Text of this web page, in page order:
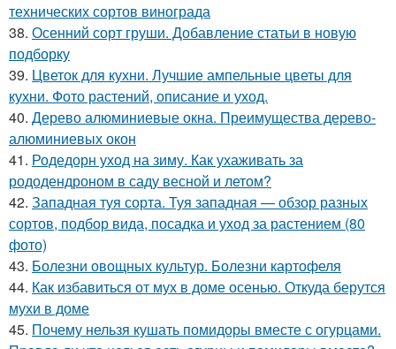
технических сортов винограда
38. Осенний сорт груши. Добавление статьи в новую
подборку
39. Цветок для кухни. Лучшие ампельные цветы для
кухни. Фото растений, описание и уход.
40. Дерево алюминиевые окна. Преимущества дерево-
алюминиевых окон
41. Родедорн уход на зиму. Как ухаживать за
рододендроном в саду весной и летом?
42. Западная туя сорта. Туя западная — обзор разных
сортов, подбор вида, посадка и уход за растением (80
фото)
43. Болезни овощных культур. Болезни картофеля
44. Как избавиться от мух в доме осенью. Откуда берутся
мухи в доме
45. Почему нельзя кушать помидоры вместе с огурцами.